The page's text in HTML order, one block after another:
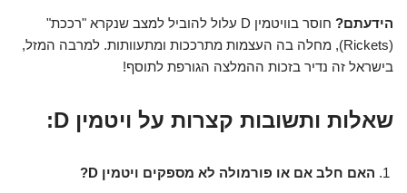
הידעתם?
חוסר בוויטמין D עלול להוביל למצב שנקרא "רככת"
(Rickets), מחלה בה העצמות מתרככות ומתעוותות. למרבה המזל,
בישראל זה נדיר בזכות ההמלצה הגורפת לתוסף!
שאלות ותשובות קצרות על ויטמין D:
האם חלב אם או פורמולה לא מספקים ויטמין D?